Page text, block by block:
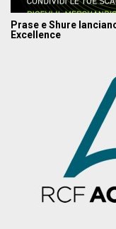
Prase e Shure
Excellence